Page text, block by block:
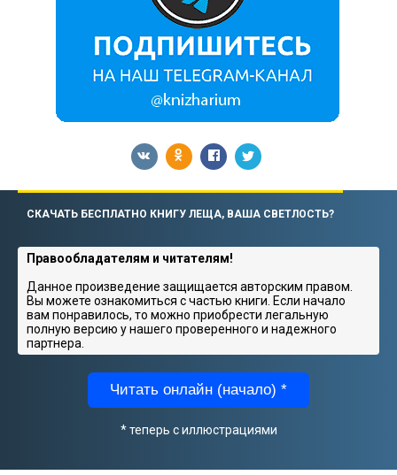
СКАЧАТЬ БЕСПЛАТНО КНИГУ ЛЕЩА, ВАША СВЕТЛОСТЬ?
Правообладателям и читателям!
Данное произведение защищается авторским правом.
Вы можете ознакомиться с частью книги. Если начало
вам понравилось, то можно приобрести легальную
полную версию у нашего проверенного и надежного
партнера.
Читать онлайн (начало) *
* теперь с иллюстрациями